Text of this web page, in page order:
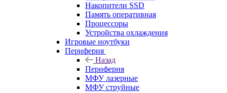
Накопители SSD
Память оперативная
Процессоры
Устройства охлаждения
Игровые ноутбуки
Периферия
Назад
Периферия
МФУ лазерные
МФУ струйные